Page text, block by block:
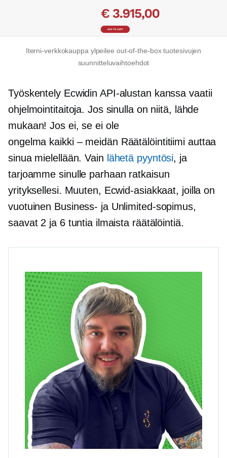
Iterni-verkkokauppa ylpeilee out-of-the-boxtuotesivujen
suunnitteluvaihtoehdot
Työskentely Ecwidin API-alustan kanssa vaatii
ohjelmointitaitoja. Jos sinulla on niitä, lähde
mukaan! Jos ei, se ei ole
ongelma kaikki – meidän Räätälöintitiimi auttaa
sinua mielellään. Vain lähetä pyyntösi, ja
tarjoamme sinulle parhaan ratkaisun
yrityksellesi. Muuten, Ecwid-asiakkaat, joilla on
vuotuinen Business- ja Unlimited-sopimus,
saavat 2 ja 6 tuntia ilmaista räätälöintiä.